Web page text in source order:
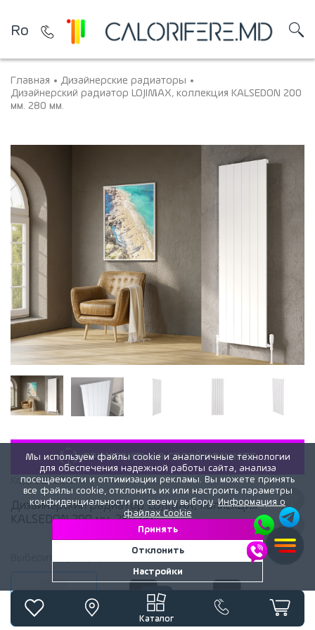
Ro
Каталог
Главная
Дизайнерские радиаторы
Дизайнерский радиатор LOJIMAX, коллекция KALSEDON 200
мм. 280 мм.
«ПРИМЕРИТЬ» В СВОЕЙ КОМНАТЕ
Код:62722x
Дизайнерский радиатор LOJIMAX, коллекция
KALSEDON 200 мм. 280 мм.
Белый матовый Черный матовый BLACK SATINE
Мы используем файлы cookie и аналогичные технологии
для обеспечения надежной работы сайта, анализа
посещаемости и оптимизации рекламы. Вы можете принять
все файлы cookie, отклонить их или настроить параметры
конфиденциальности по своему выбору.Информация о
файлах Cookie
Принять
Отклонить
Настройки